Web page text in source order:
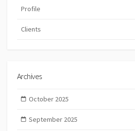
Profile
Clients
Archives
October 2025
September 2025